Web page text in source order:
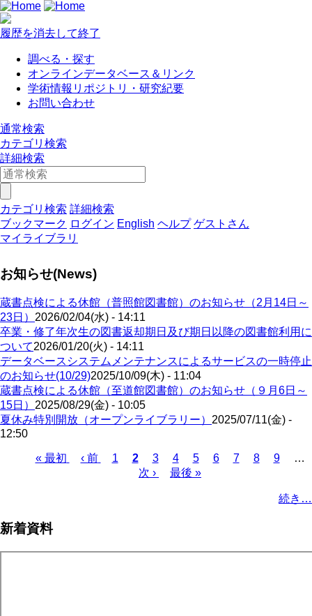
履歴を消去して終了
調べる・探す
オンラインデータベース＆リンク
学術情報リポジトリ・研究紀要
お問い合わせ
通常検索
カテゴリ検索
詳細検索
カテゴリ検索 詳細検索
ブックマーク ログイン English ヘルプ ゲストさん
マイライブラリ
お知らせ(News)
蔵書点検による休館（普照館図書館）のお知らせ（2月14日～
23日） 2026/02/04(水) - 14:11
卒業・修了年次生の図書返却期日及び期日以降の図書館利用に
ついて2026/01/20(火) - 14:11
データベースシステムメンテナンスによるサービスの一時停止
のお知らせ(10/29)2025/10/09(木) - 11:04
蔵書点検による休館（至道館図書館）のお知らせ（９月6日～
15日） 2025/08/29(金) - 10:05
夏休み特別開放（オープンライブラリー） 2025/07/11(金) -
12:50
り
先
« 最初
前
‹ 前 Page
1
カ
レ
2 Page
3 Page
4 Page
5 Page
6 Page
7 Page
8 Page
9
…
次
次 ›
最
最後 »
続き…
新着資料